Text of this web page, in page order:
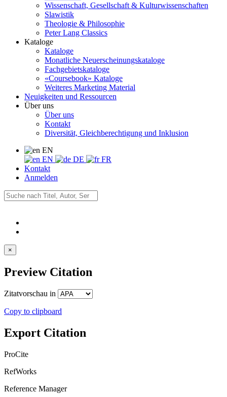
Wissenschaft, Gesellschaft & Kulturwissenschaften
Slawistik
Theologie & Philosophie
Peter Lang Classics
Kataloge
Kataloge
Monatliche Neuerscheinungskataloge
Fachgebietskataloge
«Coursebook» Kataloge
Weiteres Marketing Material
Neuigkeiten und Ressourcen
Über uns
Über uns
Kontakt
Diversität, Gleichberechtigung und Inklusion
EN
EN
DE
FR
Kontakt
Anmelden
×
Preview Citation
Zitatvorschau in
Copy to clipboard
Export Citation
ProCite
RefWorks
Reference Manager